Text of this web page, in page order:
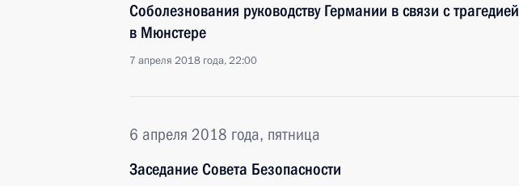
Соболезнования руководству Германии в связи с трагедией
в Мюнстере
7 апреля 2018 года, 22:00
6 апреля 2018 года, пятница
Заседание Совета Безопасности